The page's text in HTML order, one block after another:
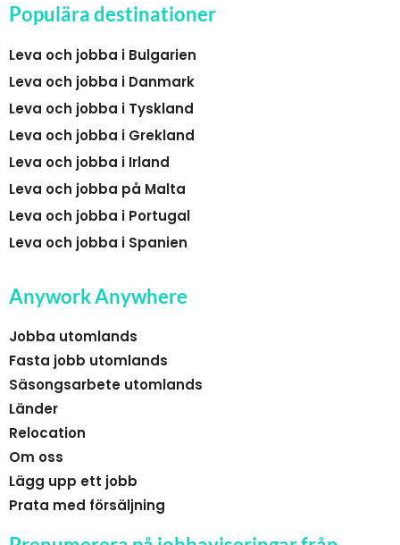
Populära destinationer
Leva och jobba i Bulgarien
Leva och jobba i Danmark
Leva och jobba i Tyskland
Leva och jobba i Grekland
Leva och jobba i Irland
Leva och jobba på Malta
Leva och jobba i Portugal
Leva och jobba i Spanien
Anywork Anywhere
Jobba utomlands
Fasta jobb utomlands
Säsongsarbete utomlands
Länder
Relocation
Om oss
Lägg upp ett jobb
Prata med försäljning